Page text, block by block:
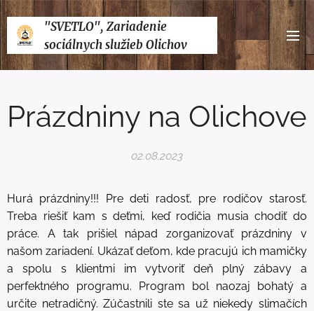
"SVETLO", Zariadenie
sociálnych služieb Olichov
Prázdniny na Olichove
02.08.2023
Hurá prázdniny!!! Pre deti radosť, pre rodičov starosť.
Treba riešiť kam s deťmi, keď rodičia musia chodiť do
práce. A tak prišiel nápad zorganizovať prázdniny v
našom zariadení. Ukázať deťom, kde pracujú ich mamičky
a spolu s klientmi im vytvoriť deň plný zábavy a
perfektného programu. Program bol naozaj bohatý a
určite netradičný. Zúčastnili ste sa už niekedy slimačích